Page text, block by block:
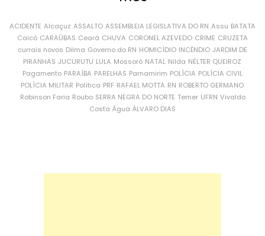
ACIDENTE Alcaçuz ASSALTO ASSEMBLEIA LEGISLATIVA DO RN Assu BATATA
Caicó CARAÚBAS Ceará CHUVA CORONEL AZEVEDO CRIME CRUZETA
currais novos Dilma Governo do RN HOMICÍDIO INCÊNDIO JARDIM DE
PIRANHAS JUCURUTU LULA Mossoró NATAL Nilda NÉLTER QUEIROZ
Pagamento PARAÍBA PARELHAS Parnamirim POLÍCIA POLÍCIA CIVIL
POLÍCIA MILITAR Política PRF RAFAEL MOTTA RN ROBERTO GERMANO
Robinson Faria Roubo SERRA NEGRA DO NORTE Temer UFRN Vivaldo
Costa Água ÁLVARO DIAS